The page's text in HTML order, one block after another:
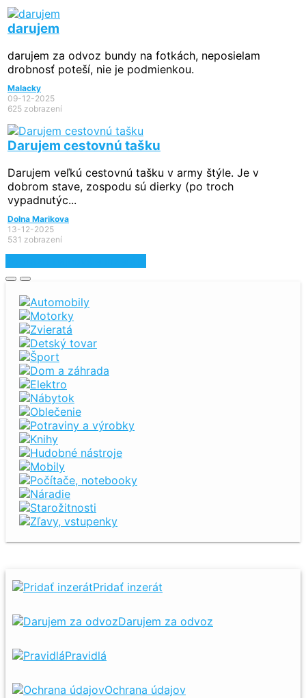
darujem
darujem za odvoz bundy na fotkách, neposielam
drobnosť poteší, nie je podmienkou.
Malacky
09-12-2025
625 zobrazení
Darujem cestovnú tašku
Darujem veľkú cestovnú tašku v army štýle. Je v
dobrom stave, zospodu sú dierky (po troch
vypadnutýc...
Dolna Marikova
13-12-2025
531 zobrazení
Automobily
Motorky
Zvieratá
Detský tovar
Šport
Dom a záhrada
Elektro
Nábytok
Oblečenie
Potraviny a výrobky
Knihy
Hudobné nástroje
Mobily
Počítače, notebooky
Náradie
Starožitnosti
Zľavy, vstupenky
Pridať inzerát
Darujem za odvoz
Pravidlá
Ochrana údajov